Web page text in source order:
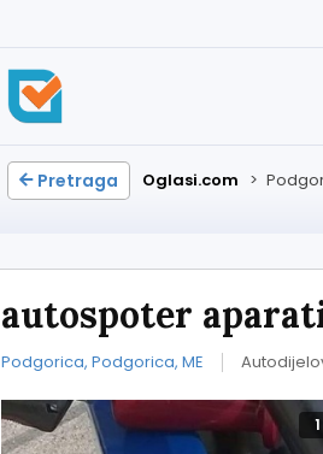
Pretraga Oglasi.com >
autospoter
Podgorica, Podgorica, ME
1